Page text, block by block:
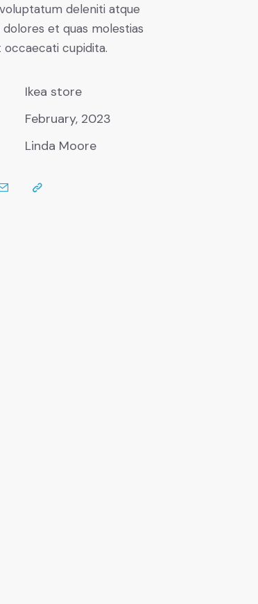
deleniti atque
et quas molestias
cupidita.
Ikea store
February, 2023
Linda Moore